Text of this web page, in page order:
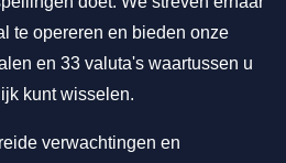
te opereren en bieden onze
en 33 valuta's waartussen u
kunt wisselen.
verwachtingen en